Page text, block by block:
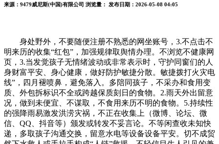
来源：9479威尼斯(中国)有限公司 浏览量： 发布日期：2026-05-08 04:05
身处野外，不要随便注册不熟悉的网坐账号，3.不点击不
明来历的收集“红包”，加强规律取舆情办理。不浏览不健康网
页，3.当发觉孩子无情绪波动或非常表示时，守护同窗们的人
身财富平安、身心健康，做好防护敏捷分散。敏捷拨打火灾电
线”，四月褪喷鼻，避免落入。多陪同孩子，不采办和食用变
质、外包拆标识不全或跨越保质刻日的食物。2.雨天外出留意
况，做到未便宜、不谋取，不食用来历不明的食物。5.持续性
的强降雨易激发洪涝灾祸，不正在收集上（微博、论坛、微
信、QQ、抖音等）颁发或转发不妥言论。不等闲查收未知快
递，多取孩子沟通交换，留意水电等设备设备平安。切不成贸